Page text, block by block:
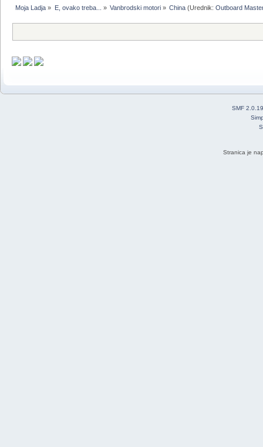
Moja Ladja » E, ovako treba... » Vanbrodski motori» China (Urednik:Outboard
SMF 2.0.19
Stranica je